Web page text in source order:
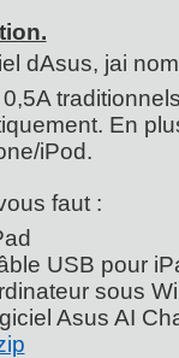
dAsus, jai
0,5A
En
iPod.
faut :
USB pour
sous
Asus AI